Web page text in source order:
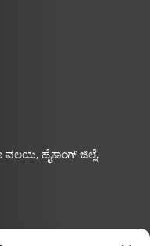
ವಲಯ, ಹೈಕಾಂಗ್ ಜಿಲ್ಲೆ,